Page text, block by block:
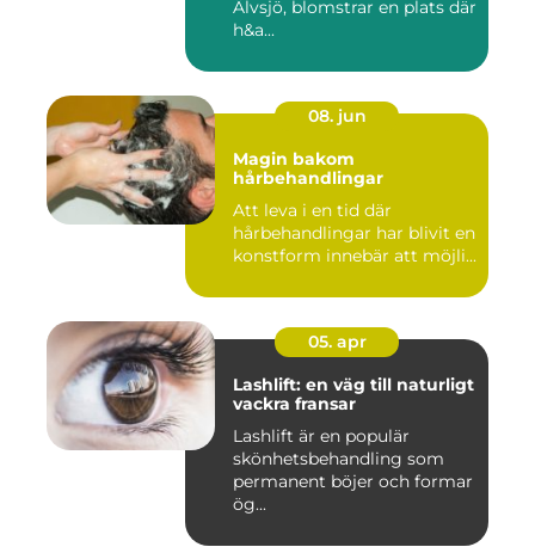
Älvsjö, blomstrar en plats där
h&a...
08. jun
Magin bakom
hårbehandlingar
Att leva i en tid där
hårbehandlingar har blivit en
konstform innebär att möjli...
05. apr
Lashlift: en väg till naturligt
vackra fransar
Lashlift är en populär
skönhetsbehandling som
permanent böjer och formar
ög...